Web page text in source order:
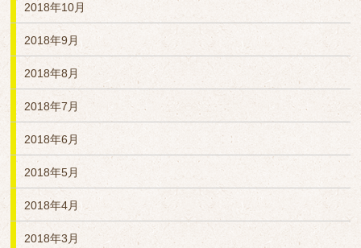
2018年10月
2018年9月
2018年8月
2018年7月
2018年6月
2018年5月
2018年4月
2018年3月